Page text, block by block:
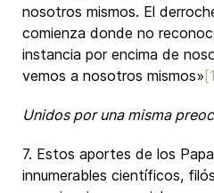
nosotros mismos. El
comienza donde no
instancia por encima de
vemos a nosotros mismos»
Unidos por una misma
7. Estos aportes de los
innumerables científicos,